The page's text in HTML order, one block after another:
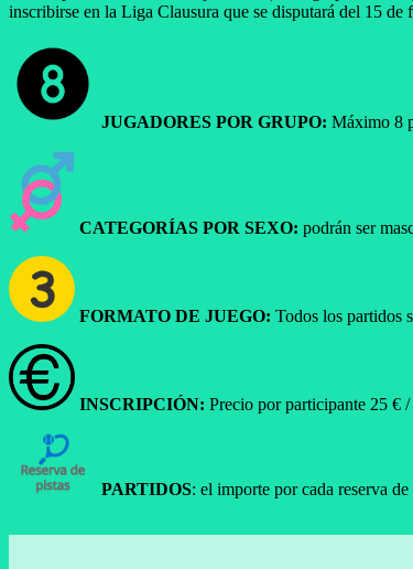
inscribirse en la Liga Clausura que se disputará del 15 de
JUGADORES POR GRUPO: Máximo 8
CATEGORÍAS POR SEXO: podrán ser
FORMATO DE JUEGO: Todos los partidos
INSCRIPCIÓN: Precio por participante 25 €
PARTIDOS: el importe por cada reserva